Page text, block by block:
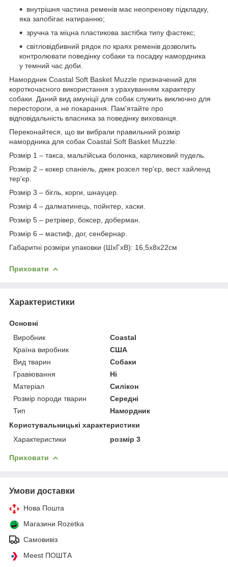
внутрішня частина ременів має неопренову підкладку,
яка запобігає натиранню;
зручна та міцна пластикова застібка типу фастекс;
світловідбивний рядок по краях ременів дозволить
контролювати поведінку собаки та посадку намордника
у темний час доби.
Намордник Coastal Soft Basket Muzzle призначений для
короткочасного використання з урахуванням характеру
собаки. Даний вид амуніції для собак служить виключно для
перестороги, а не покарання. Пам'ятайте про
відповідальність власника за поведінку вихованця.
Переконайтеся, що ви вибрали правильний розмір
намордника для собак Coastal Soft Basket Muzzle:
Розмір 1 – такса, мальтійська болонка, карликовий пудель.
Розмір 2 – кокер спаніель, джек розсел тер'єр, вест хайленд
тер'єр.
Розмір 3 – бігль, корги, шнауцер.
Розмір 4 – далматинець, пойнтер, хаски.
Розмір 5 – ретрівер, боксер, доберман.
Розмір 6 – мастиф, дог, сенбернар.
Габаритні розміри упаковки (ШхГхВ): 16,5х8х22см
Приховати
Характеристики
Основні
Виробник
Coastal
Країна виробник
США
Вид тварин
Собаки
Гравіювання
Ні
Матеріал
Силікон
Розмір породи тварин
Середні
Тип
Намордник
Користувальницькі характеристики
Характеристики
розмір 3
Приховати
Умови доставки
Нова Пошта
Магазини Rozetka
Самовивіз
Meest ПОШТА